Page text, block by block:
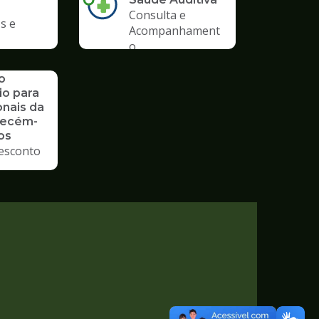
e
Consulta e
Acompanhament
o
para
da